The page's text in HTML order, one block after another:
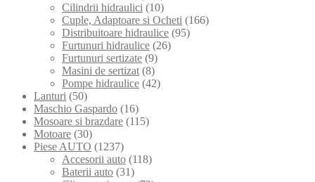
Cilindrii hidraulici (10)
Cuple, Adaptoare si Ocheti (166)
Distribuitoare hidraulice (95)
Furtunuri hidraulice (26)
Furtunuri sertizate (9)
Masini de sertizat (8)
Pompe hidraulice (42)
Lanturi (50)
Maschio Gaspardo (16)
Mosoare si brazdare (115)
Motoare (30)
Piese AUTO (1237)
Accesorii auto (118)
Baterii auto (31)